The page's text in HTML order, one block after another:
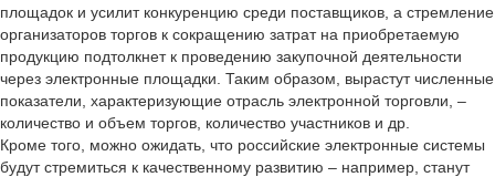
площадок и усилит конкуренцию среди поставщиков, а стремление
организаторов торгов к сокращению затрат на приобретаемую
продукцию подтолкнет к проведению закупочной деятельности
через электронные площадки. Таким образом, вырастут численные
показатели, характеризующие отрасль электронной торговли, –
количество и объем торгов, количество участников и др.
Кроме того, можно ожидать, что российские электронные системы
будут стремиться к качественному развитию – например, станут